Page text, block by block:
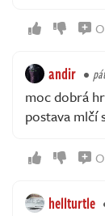
andir
moc dobrá
postava mlčí
hellturtle